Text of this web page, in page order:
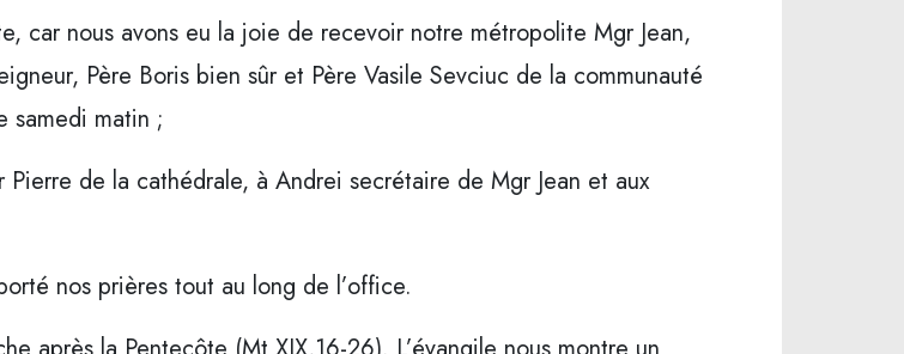
car nous avons eu la joie de recevoir notre métropolite Mgr Jean,
Père Boris bien sûr et Père Vasile Sevciuc de la communauté
samedi matin ;
de la cathédrale, à Andrei secrétaire de Mgr Jean et aux
nos prières tout au long de l’office.